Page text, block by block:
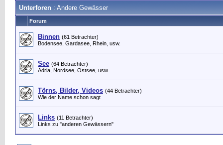
Unterforen : Andere Gewässer
Forum
Binnen (61 Betrachter)
Bodensee, Gardasee, Rhein, usw.
See (64 Betrachter)
Adria, Nordsee, Ostsee, usw.
Törns, Bilder, Videos (44 Betrachter)
Wie der Name schon sagt
Links (11 Betrachter)
Links zu "anderen Gewässern"